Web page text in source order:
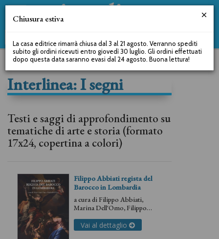
Interlinea: I segni
Testi e saggi di approfondimento su
tematiche di arte e storia (formato
17x24, copertina a colori)
Filippo Abbiati regista del
Barocco in Lombardia
a cura diFilippo Abbiati,
Marina Dell'Omo,Filippo
Vai al dettaglio
Chiusura estiva
La casa editrice rimarrà chiusa dal 3 al 21 agosto. Verranno spediti
subito gli ordini ricevuti entro giovedì 30 luglio. Gli ordini effettuati
dopo questa data saranno evasi dal 24 agosto. Buona lettura!